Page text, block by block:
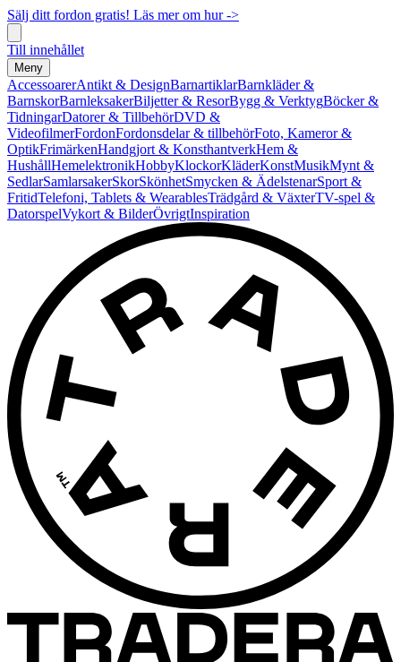
Sälj ditt fordon gratis! Läs mer om hur ->
Till innehållet
Meny
AccessoarerAntikt & DesignBarnartiklarBarnkläder &
BarnskorBarnleksakerBiljetter & ResorBygg & VerktygBöcker &
TidningarDatorer & TillbehörDVD &
VideofilmerFordonFordonsdelar & tillbehörFoto, Kameror &
OptikFrimärkenHandgjort & KonsthantverkHem &
HushållHemelektronikHobbyKlockorKläderKonstMusikMynt &
SedlarSamlarsakerSkorSkönhetSmycken & ÄdelstenarSport &
FritidTelefoni, Tablets & WearablesTrädgård & VäxterTV-spel &
DatorspelVykort & BilderÖvrigtInspiration